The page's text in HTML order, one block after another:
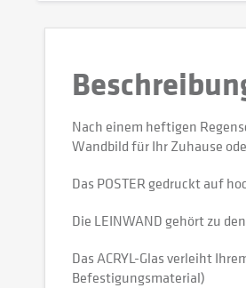
Nach einem heftigen
Wandbild für Ihr Zuhause
Das POSTER gedruckt auf
Die LEINWAND gehört zu
Das ACRYL-Glas verleiht
Befestigungsmaterial)